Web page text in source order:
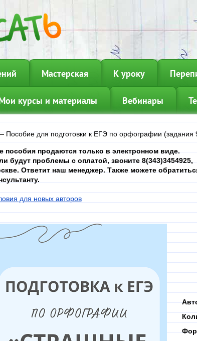
Мастерская К уроку
курсы и материалы Вебинары
Пособие для подготовки к ЕГЭ по орфографии
пособия продаются только в электронном виде.
будут проблемы с оплатой, звоните
Ответит наш менеджер. Также можете
для новых авторов